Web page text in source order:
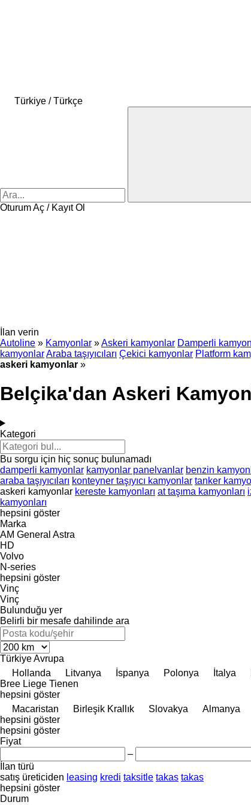
Türkiye / Türkçe
Oturum Aç / Kayıt Ol
İlan verin
Autoline » Kamyonlar »Askeri kamyonlar Damperli
kamyonlarAraba taşıyıcıları Çekici kamyonlar Platform
askeri kamyonlar »
Belçika'dan Askeri
Kategori
Bu sorgu için hiç sonuç bulunamadı
damperli kamyonlar kamyonlar panelvanlar benzin
araba taşıyıcıları konteyner taşıyıcı kamyonlar tanker
askeri kamyonlar kereste kamyonları at taşıma kamyonları
kamyonları
hepsini göster
Marka
AM General Astra
HD
Volvo
N-series
hepsini göster
Vinç
Vinç
Bulunduğu yer
Belirli bir mesafe dahilinde ara
TürkiyeAvrupa
Hollanda
Litvanya İspanya Polonya İtalya
Bree Liege Tienen
hepsini göster
Macaristan
Birleşik Krallık Slovakya Almanya
hepsini göster
hepsini göster
Fiyat
–
İlan türü
satış üreticiden leasing kredi taksitle takas takas
hepsini göster
Durum